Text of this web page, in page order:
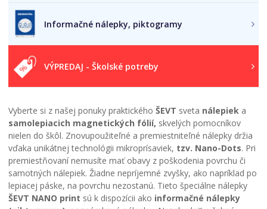
Informačné nálepky, piktogramy
VÝPREDAJ - Školské potreby
Vyberte si z našej ponuky praktického ŠEVT sveta nálepiek a
samolepiacich magnetických fólií, skvelých pomocníkov
nielen do škôl. Znovupoužiteľné a premiestniteľné nálepky držia
vďaka unikátnej technológii mikroprísaviek, tzv. Nano-Dots. Pri
premiestňovaní nemusíte mať obavy z poškodenia povrchu či
samotných nálepiek. Žiadne nepríjemné zvyšky, ako napríklad po
lepiacej páske, na povrchu nezostanú. Tieto špeciálne nálepky
ŠEVT NANO print sú k dispozícii ako informačné nálepky